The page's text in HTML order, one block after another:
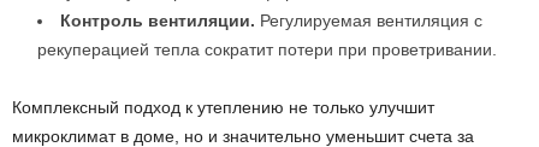
Контроль вентиляции. Регулируемая вентиляция с
рекуперацией тепла сократит потери при проветривании.
Комплексный подход к утеплению не только улучшит
микроклимат в доме, но и значительно уменьшит счета за